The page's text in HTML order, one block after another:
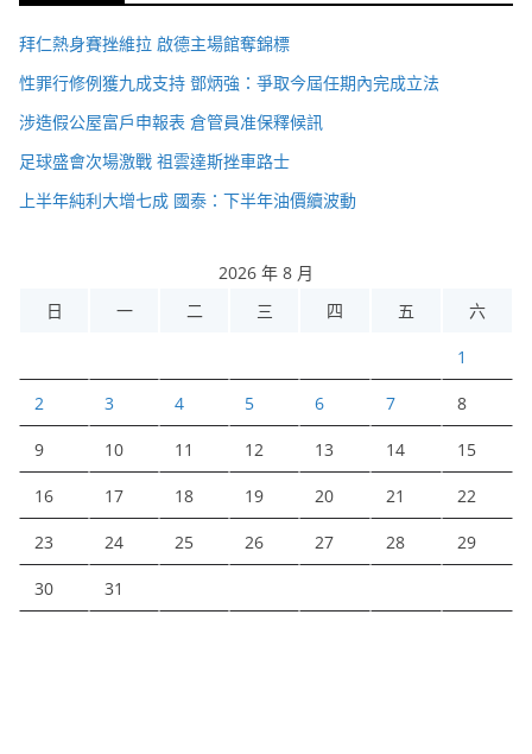
拜仁熱身賽挫維拉 啟德主場館奪錦標
性罪行修例獲九成支持 鄧炳強：爭取今屆任期內完成立法
涉造假公屋富戶申報表 倉管員准保釋候訊
足球盛會次場激戰 祖雲達斯挫車路士
上半年純利大增七成 國泰：下半年油價續波動
2026 年 8 月
日
一 二 三 四 五 六
1
2 3 4 5 6 7 8
9 10 11 12 13 14 15
16 17 18 19 20 21 22
23 24 25 26 27 28 29
30 31